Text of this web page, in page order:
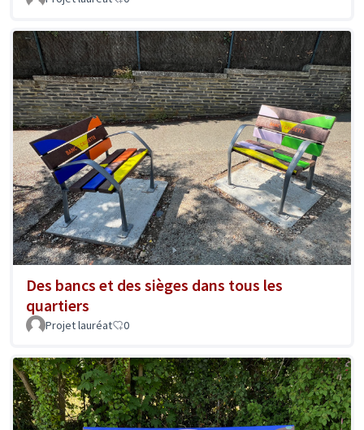
Des bancs et des sièges dans tous les
quartiers
Projet lauréat 0